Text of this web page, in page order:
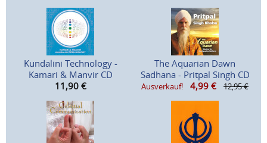
Kundalini Technology -
Kamari & Manvir CD
11,90 €
The Aquarian Dawn
Sadhana - Pritpal Singh CD
Ausverkauf! 4,99 € 12,95 €